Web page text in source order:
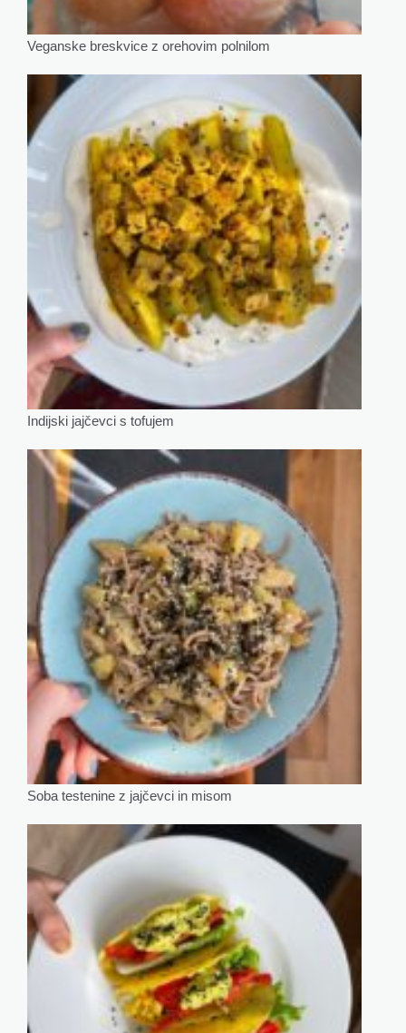
Veganske breskvice z orehovim polnilom
Indijski jajčevci s tofujem
Soba testenine z jajčevci in misom